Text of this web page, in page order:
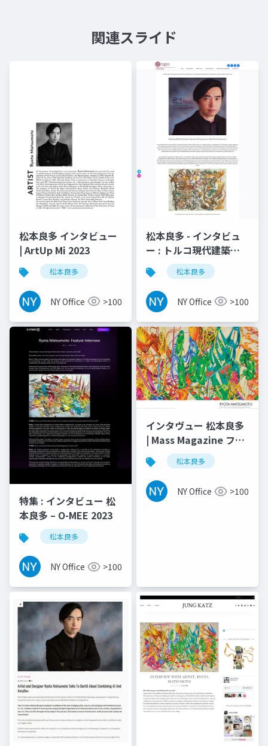
関連スライド
松本良多 インタビュー
| ArtUp Mi 2023
松本良多
NY Office >100
松本良多 - インタビュ
ー : トルコ現代建築と
美術 | TraMod アカデ
ミー 2023
松本良多
NY Office >100
特集 : インタビュー 松
本良多 – O-MEE 2023
松本良多
NY Office >100
インタヴュー 松本良多
| Mass Magazine ファ
ッション ＆ アート
2016
松本良多
NY Office >100